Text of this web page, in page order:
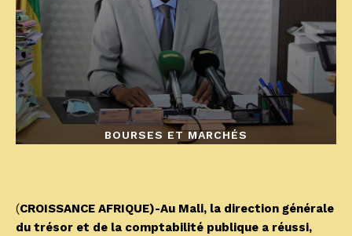
BOURSES ET MARCHÉS
(CROISSANCE AFRIQUE)-Au Mali, la direction générale
du trésor et de la comptabilité publique a réussi,